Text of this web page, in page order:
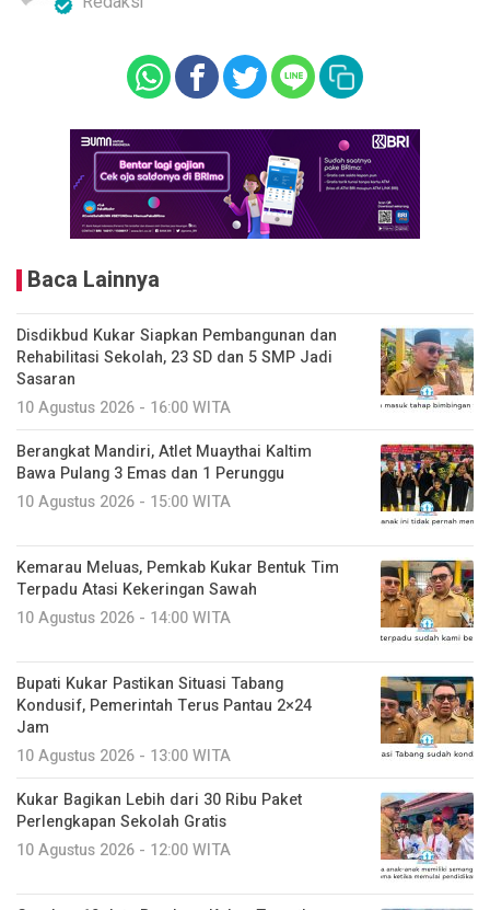
Baca Lainnya
Disdikbud Kukar Siapkan Pembangunan dan
Rehabilitasi Sekolah, 23 SD dan 5 SMP Jadi
Sasaran
10 Agustus 2026 - 16:00 WITA
Berangkat Mandiri, Atlet Muaythai Kaltim
Bawa Pulang 3 Emas dan 1 Perunggu
10 Agustus 2026 - 15:00 WITA
Kemarau Meluas, Pemkab Kukar Bentuk Tim
Terpadu Atasi Kekeringan Sawah
10 Agustus 2026 - 14:00 WITA
Bupati Kukar Pastikan Situasi Tabang
Kondusif, Pemerintah Terus Pantau 2×24
Jam
10 Agustus 2026 - 13:00 WITA
Kukar Bagikan Lebih dari 30 Ribu Paket
Perlengkapan Sekolah Gratis
10 Agustus 2026 - 12:00 WITA